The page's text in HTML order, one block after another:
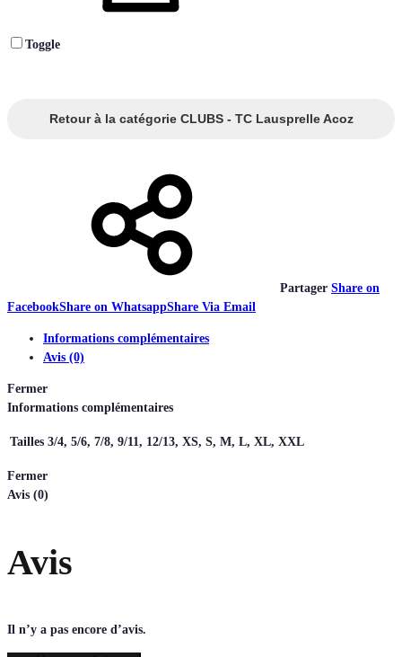
Toggle
Retour à la catégorie CLUBS - TC Lausprelle Acoz
Partager Share on
FacebookShare on WhatsappShare Via Email
Informations complémentaires
Avis (0)
Fermer
Informations complémentaires
Tailles 3/4, 5/6, 7/8, 9/11, 12/13, XS, S, M, L, XL, XXL
Fermer
Avis (0)
Avis
Il n’y a pas encore d’avis.